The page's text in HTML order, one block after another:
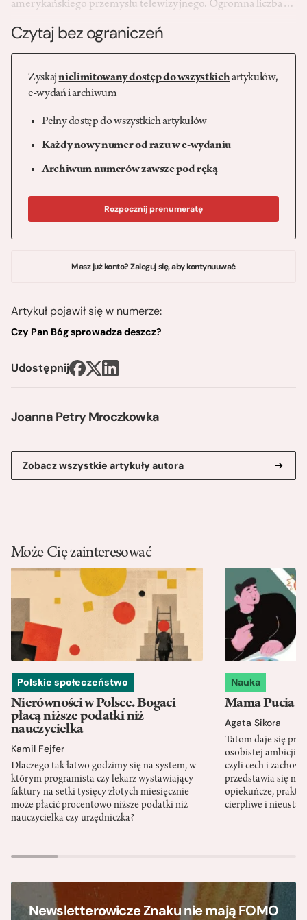
Joanna Petry Mroczkowka
Zobacz wszystkie artykuły autora
amerykańskiego przemysłu telewizyjnego. Ogromna liczba…
Czytaj bez ograniczeń
Zyskajnielimitowany dostęp do wszystkichartykułów,
e-wydań i archiwum
Pełny dostęp do wszystkich artykułów
Każdy nowy numer od razu w e-wydaniu
Archiwum numerów zawsze pod ręką
Rozpocznij prenumeratę
Masz już konto? Zaloguj się, aby kontynuuwać
Artykuł pojawił się w numerze:
Czy Pan Bóg sprowadza deszcz?
Udostępnij
Może Cię zainteresować
Polskie społeczeństwo
Nierówności w Polsce. Bogaci
płacą niższe podatki niż
nauczycielka
Kamil Fejfer
Dlaczego tak łatwo godzimy się na system, w
którym programista czy lekarz wystawiający
faktury na setki tysięcy złotych miesięcznie
może płacić procentowo niższe podatki niż
nauczycielka czy urzędniczka?
Nauka
Mama Pucia
Agata Sikora
Tatom daje się
osobistej ambicji,
czyli cech i
przedstawia się
opiekuńcze,
cierpliwe i
Newsletterowicze Znaku nie mają FOMO